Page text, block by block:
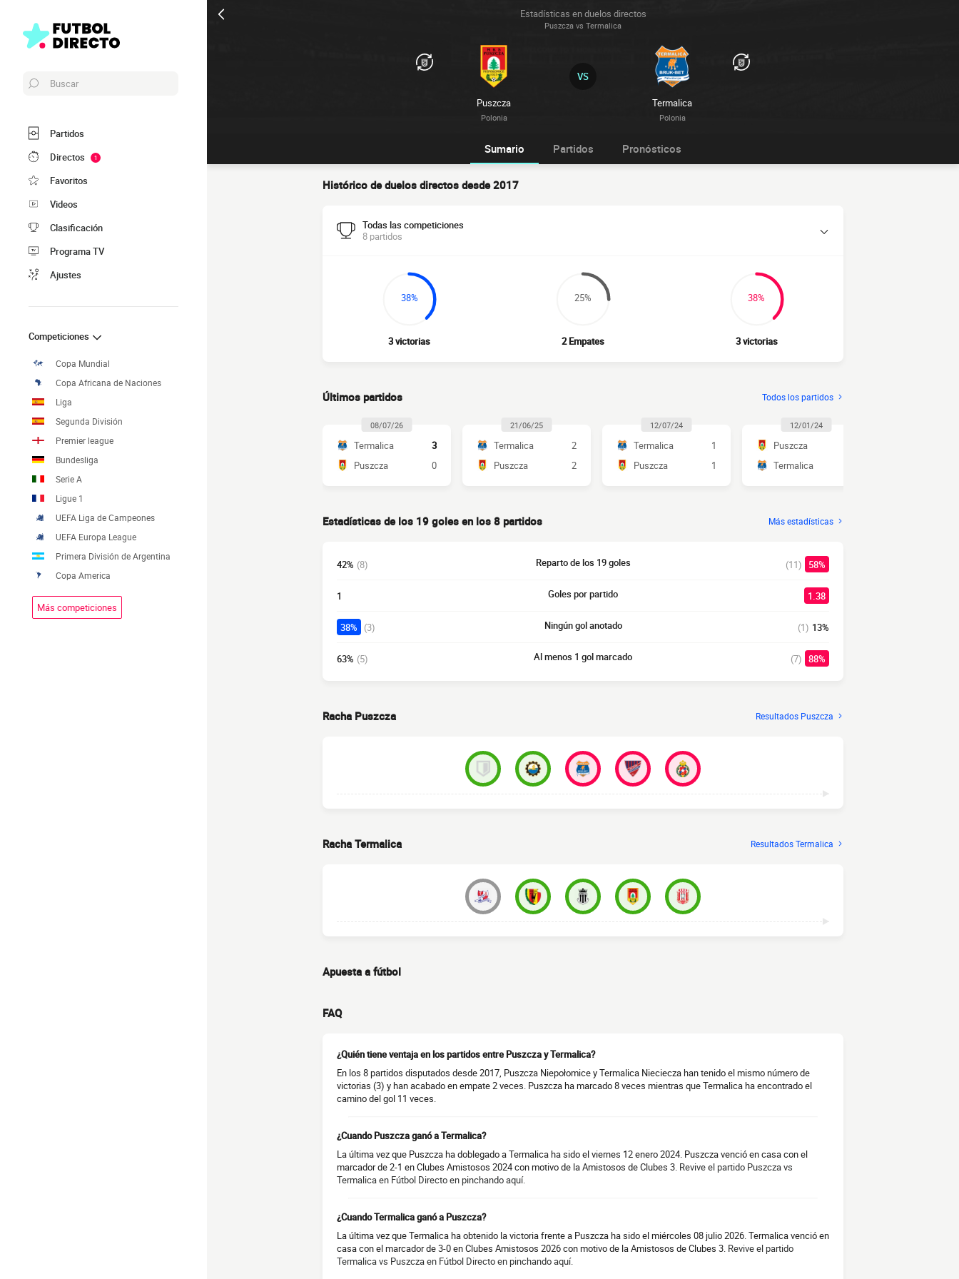
Estadísticas en duelos directos
Puszcza vs Termalica
Puszcza
Polonia
Termalica
Polonia
VS
Buscar
Partidos
Directos
1
Favoritos
Videos
Clasificación
Programa TV
Ajustes
Competiciones
Copa Mundial
Copa Africana de Naciones
Liga
Segunda División
Premier league
Bundesliga
Serie A
Ligue 1
UEFA Liga de Campeones
UEFA Europa League
Primera División de Argentina
Copa America
Más competiciones
Sumario Partidos Pronósticos
Histórico de duelos directos desde 2017
Todas las competiciones
8 partidos
38%
3 victorias
25%
2 Empates
38%
3 victorias
Últimos partidos Todos los partidos
08/07/26
Termalica
3
Puszcza
0
21/06/25
Termalica
2
Puszcza
2
12/07/24
Termalica
1
Puszcza
1
12/01/24
Puszcza
Termalica
Estadísticas de los 19 goles en los 8 partidos Más estadísticas
42% (8) Reparto de los 19 goles (11) 58%
1 Goles por partido 1.38
38% (3) Ningún gol anotado (1) 13%
63% (5) Al menos 1 gol marcado (7) 88%
Racha Puszcza Resultados Puszcza
Racha Termalica Resultados Termalica
Apuesta a fútbol
FAQ
¿Quién tiene ventaja en los partidos entre Puszcza y Termalica?
En los 8 partidos disputados desde 2017, Puszcza Niepołomice y Termalica Nieciecza han tenido el mismo número de
victorias (3) y han acabado en empate 2 veces. Puszcza ha marcado 8 veces mientras que Termalica ha encontrado el
camino del gol 11 veces.
¿Cuando Puszcza ganó a Termalica?
La última vez que Puszcza ha doblegado a Termalica ha sido el viernes 12 enero 2024. Puszcza venció en casa con el
marcador de 2-1 en Clubes Amistosos 2024 con motivo de la Amistosos de Clubes 3. Revive el partido Puszcza vs
Termalica en Fútbol Directo en pinchando aquí.
¿Cuando Termalica ganó a Puszcza?
La última vez que Termalica ha obtenido la victoria frente a Puszcza ha sido el miércoles 08 julio 2026. Termalica venció en
casa con el marcador de 3-0 en Clubes Amistosos 2026 con motivo de la Amistosos de Clubes 3. Revive el partido
Termalica vs Puszcza en Fútbol Directo en pinchando aquí.